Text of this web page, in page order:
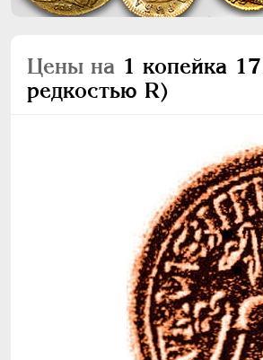
Цены на 1 копейка
редкостью R)